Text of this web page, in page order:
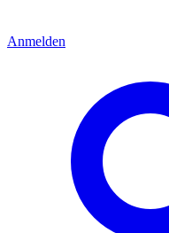
Anmelden